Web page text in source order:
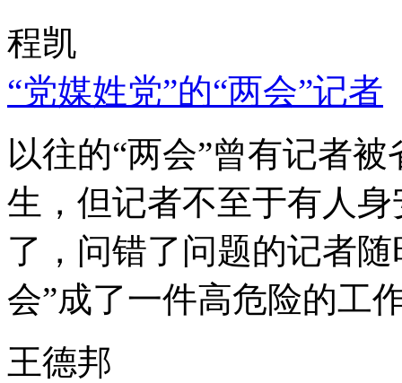
程凯
“党媒姓党”的“两会”记者
以往的“两会”曾有记者
生，但记者不至于有人
了，问错了问题的记者
会”成了一件高危险的工
王德邦